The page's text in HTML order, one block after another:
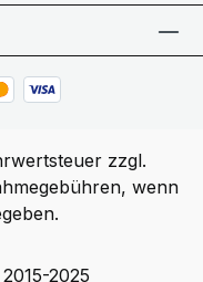
zzgl.
wenn
2025